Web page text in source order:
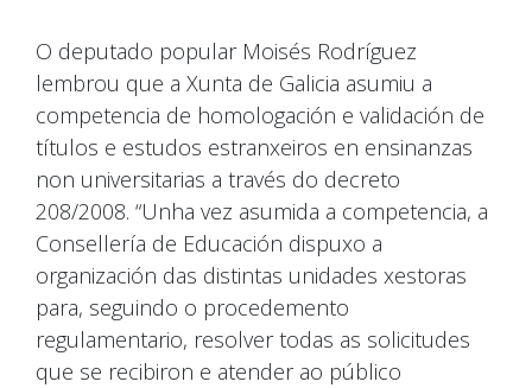
O deputado popular Moisés Rodríguez
lembrou que a Xunta de Galicia asumiu a
competencia de homologación e validación de
títulos e estudos estranxeiros en ensinanzas
non universitarias a través do decreto
208/2008. “Unha vez asumida a competencia, a
Consellería de Educación dispuxo a
organización das distintas unidades xestoras
para, seguindo o procedemento
regulamentario, resolver todas as solicitudes
que se recibiron e atender ao público